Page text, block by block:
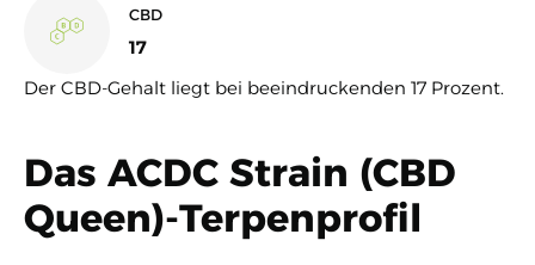
CBD
17
Der CBD-Gehalt liegt bei beeindruckenden 17 Prozent.
Das ACDC Strain (CBD
Queen)-Terpenprofil